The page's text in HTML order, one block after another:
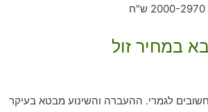
במחיר זול
לגמרי. ההעברה והשינוע מבטא בעיקר